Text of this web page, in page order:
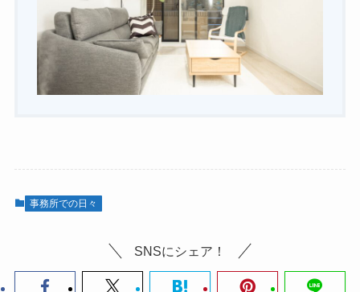
事務所での日々
SNSにシェア！